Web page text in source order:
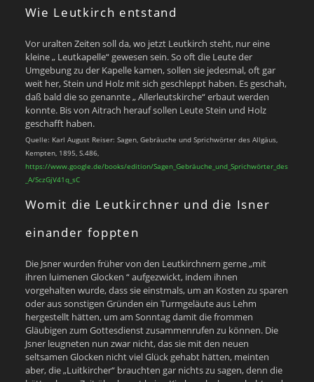
Wie Leutkirch entstand
Vor uralten Zeiten soll da, wo jetzt Leutkirch steht, nur eine
kleine „ Leutkapelle“ gewesen sein. So oft die Leute der
Umgebung zu der Kapelle kamen, sollen sie jedesmal, oft gar
weit her, Stein und Holz mit sich geschleppt haben. Es geschah,
daß bald die so genannte „ Allerleutskirche“ erbaut werden
konnte. Bis von Aitrach herauf sollen Leute Stein und Holz
geschafft haben.
Quelle: Karl August Reiser: Sagen, Gebräuche und Sprichwörter des Allgäus,
Kempten, 1895, S.486,
https://www.google.de/books/edition/Sagen_Gebräuche_und_Sprichwörter_des
_A/SczGjV41q_sC
Womit die Leutkirchner und die Isner
einander foppten
Die Jsner wurden früher von den Leutkirchnern gerne „mit
ihren luimenen Glocken “ aufgezwickt, indem ihnen
vorgehalten wurde, dass sie einstmals, um an Kosten zu sparen
oder aus sonstigen Gründen ein Turmgeläute aus Lehm
hergestellt hätten, um am Sonntag damit die frommen
Gläubigen zum Gottesdienst zusammenrufen zu können. Die
Jsner leugneten nun zwar nicht, das sie mit den neuen
seltsamen Glocken nicht viel Glück gehabt hätten, meinten
aber, die „Luitkircher“ brauchten gar nichts zu sagen, denn die